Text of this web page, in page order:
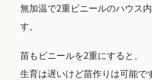
無加温で2重ビニールのハウス
す。
苗もビニールを2重にすると、
生育は遅いけど苗作りは可能で